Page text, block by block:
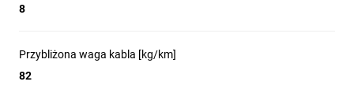
8
Przybliżona waga kabla [kg/km]
82